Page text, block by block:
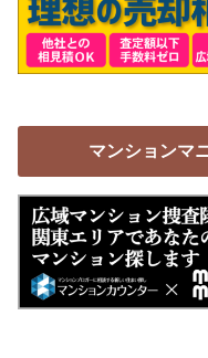
マンションマ